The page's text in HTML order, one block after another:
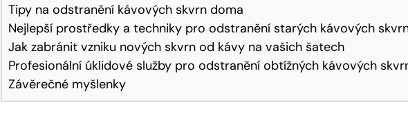
Tipy na odstranění kávových skvrn doma
Nejlepší prostředky a techniky pro odstranění starých kávových
Jak zabránit vzniku nových skvrn od kávy na vašich šatech
Profesionální úklidové služby pro odstranění obtížných kávových
Závěrečné myšlenky